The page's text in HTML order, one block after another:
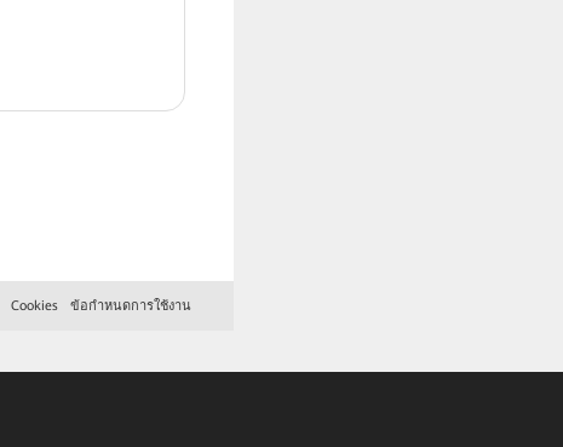
Cookies ข้อกำหนดการใช้งาน